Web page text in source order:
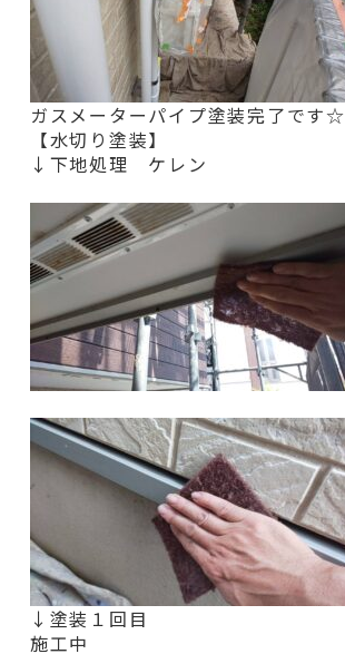
ガスメーターパイプ塗装完了です☆
【水切り塗装】
↓下地処理 ケレン
↓塗装１回目
施工中